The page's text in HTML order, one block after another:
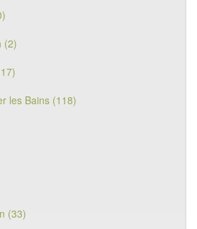
(2)
les Bains (118)
(33)